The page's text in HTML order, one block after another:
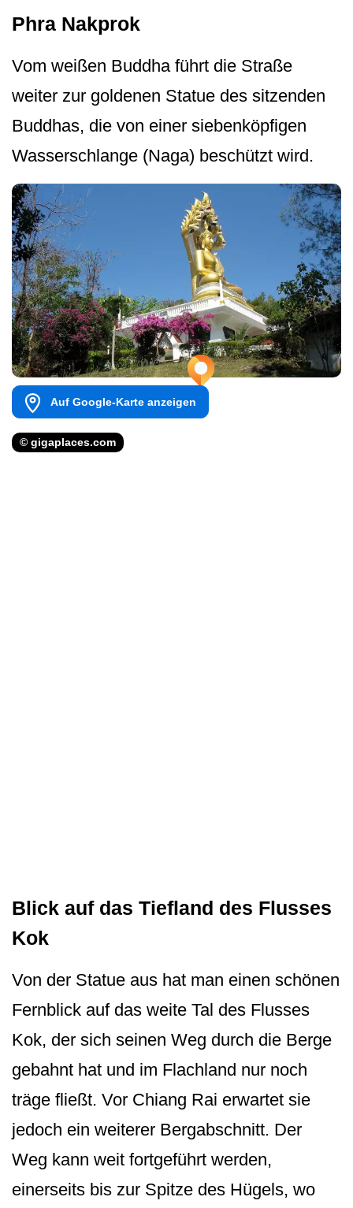
Phra Nakprok
Vom weißen Buddha führt die Straße
weiter zur goldenen Statue des sitzenden
Buddhas, die von einer siebenköpfigen
Wasserschlange (Naga) beschützt wird.
Auf Google-Karte anzeigen
© gigaplaces.com
Blick auf das Tiefland des Flusses
Kok
Von der Statue aus hat man einen schönen
Fernblick auf das weite Tal des Flusses
Kok, der sich seinen Weg durch die Berge
gebahnt hat und im Flachland nur noch
träge fließt. Vor Chiang Rai erwartet sie
jedoch ein weiterer Bergabschnitt. Der
Weg kann weit fortgeführt werden,
einerseits bis zur Spitze des Hügels, wo